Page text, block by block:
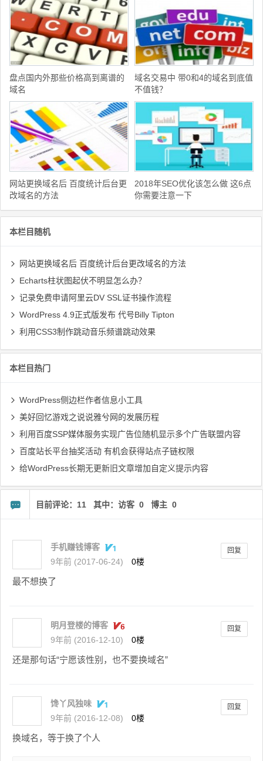
盘点国内外那些价格高到离谱的
域名
域名交易中 带0和4的域名到底值
不值钱？
网站更换域名后 百度统计后台更
改域名的方法
2018年SEO优化该怎么做 这6点
你需要注意一下
本栏目随机
网站更换域名后 百度统计后台更改域名的方法
Echarts柱状图起伏不明显怎么办？
记录免费申请阿里云DV SSL证书操作流程
WordPress 4.9正式版发布 代号Billy Tipton
利用CSS3制作跳动音乐频谱跳动效果
本栏目热门
WordPress侧边栏作者信息小工具
美好回忆游戏之说说雅兮网的发展历程
利用百度SSP媒体服务实现广告位随机显示多个广告联盟内容
百度站长平台抽奖活动 有机会获得站点子链权限
给WordPress长期无更新旧文章增加自定义提示内容
目前评论：11 其中：访客 0 博主 0
手机赚钱博客
9年前 (2017-06-24)
0楼
回复
最不想换了
明月登楼的博客
9年前 (2016-12-10)
0楼
回复
还是那句话“宁愿该性别，也不要换域名”
馋丫风独味
9年前 (2016-12-08)
0楼
回复
换域名，等于换了个人